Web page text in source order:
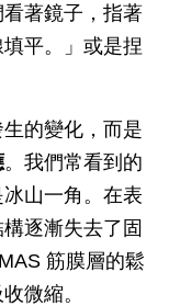
著鏡子，指著
平。」或是捏
的變化，而是
。我們常看到的
山一角。在表
逐漸失去了固
筋膜層的鬆
微縮。